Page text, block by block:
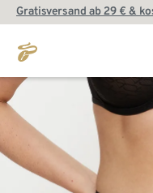
Gratisversand ab 29 € &